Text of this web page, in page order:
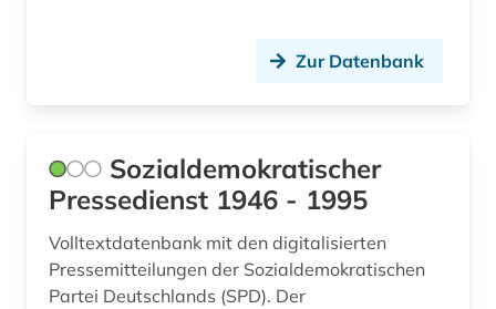
kolonialismus (2)
konflikt (1)
kriminalistik (1)
kultur (19)
Zur Datenbank
Sozialdemokratischer
Pressedienst 1946 - 1995
Volltextdatenbank mit den digitalisierten
Pressemitteilungen der Sozialdemokratischen
Partei Deutschlands (SPD). Der